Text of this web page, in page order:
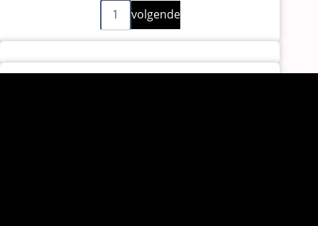
1
Volgende
pagina
volgende